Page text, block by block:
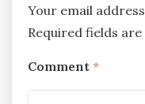
Your email
Required fields
Comment *